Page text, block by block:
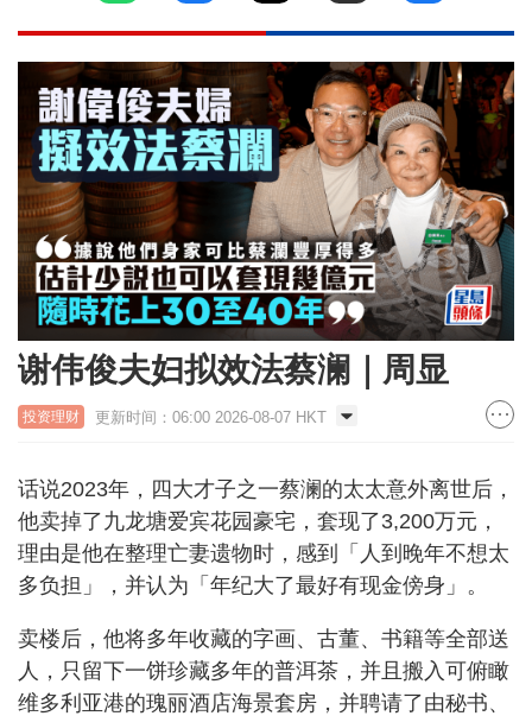
谢伟俊夫妇拟效法蔡澜｜周显
投资理财 更新时间：06:00 2026-08-07 HKT
话说2023年，四大才子之一蔡澜的太太意外离世后，
他卖掉了九龙塘爱宾花园豪宅，套现了3,200万元，
理由是他在整理亡妻遗物时，感到「人到晚年不想太
多负担」，并认为「年纪大了最好有现金傍身」。
卖楼后，他将多年收藏的字画、古董、书籍等全部送
人，只留下一饼珍藏多年的普洱茶，并且搬入可俯瞰
维多利亚港的瑰丽酒店海景套房，并聘请了由秘书、